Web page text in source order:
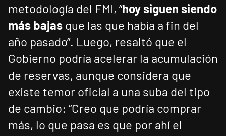
metodología del FMI, “hoy siguen siendo
más bajas que las que había a fin del
año pasado”. Luego, resaltó que el
Gobierno podría acelerar la acumulación
de reservas, aunque considera que
existe temor oficial a una suba del tipo
de cambio: “Creo que podría comprar
más, lo que pasa es que por ahí el